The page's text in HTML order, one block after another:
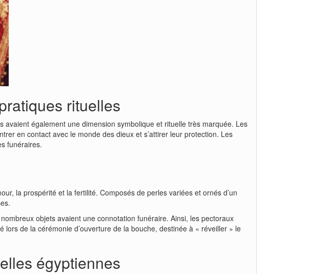
rituelles
avaient également une dimension symbolique et rituelle très marquée. Les
en contact avec le monde des dieux et s’attirer leur protection. Les
funéraires.
la prospérité et la fertilité. Composés de perles variées et ornés d’un
objets avaient une connotation funéraire. Ainsi, les pectoraux
de la cérémonie d’ouverture de la bouche, destinée à « réveiller » le
égyptiennes